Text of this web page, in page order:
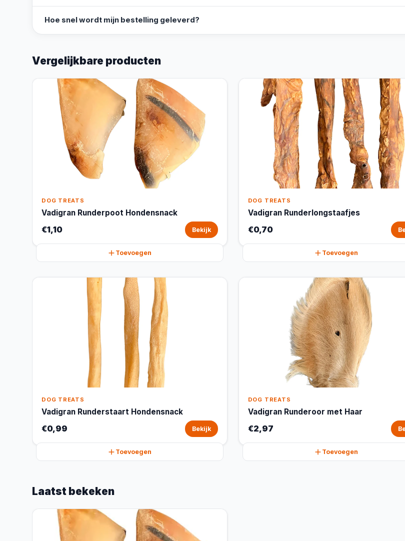
Hoe snel wordt mijn bestelling geleverd?
Vergelijkbare producten
DOG TREATS
Vadigran Runderpoot Hondensnack
€1,10 Bekijk
Toevoegen
DOG TREATS
Vadigran Runderlongstaafjes
€0,70
Toevoegen
DOG TREATS
Vadigran Runderstaart Hondensnack
€0,99 Bekijk
Toevoegen
DOG TREATS
Vadigran Runderoor met Haar
€2,97
Toevoegen
Laatst bekeken